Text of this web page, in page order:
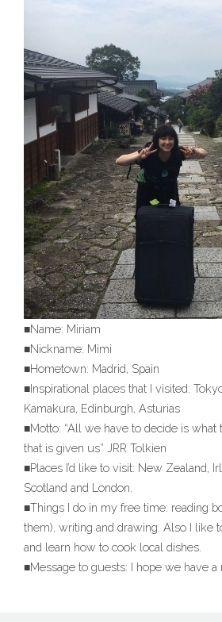
■Name: Miriam
■Nickname: Mimi
■Hometown: Madrid, Spain
■Inspirational places that I visited:
Kamakura, Edinburgh, Asturias
■Motto: “All we have to decide is
that is given us” JRR Tolkien
■Places I’d like to visit: New Zealand,
Scotland and London.
■Things I do in my free time: reading
them), writing and drawing. Also I like
and learn how to cook local dishes.
■Message to guests: I hope we have a